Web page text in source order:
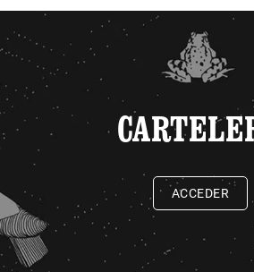
ACCEDER